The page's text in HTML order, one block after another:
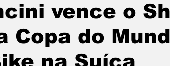
vence o
Copa do
na Suíça